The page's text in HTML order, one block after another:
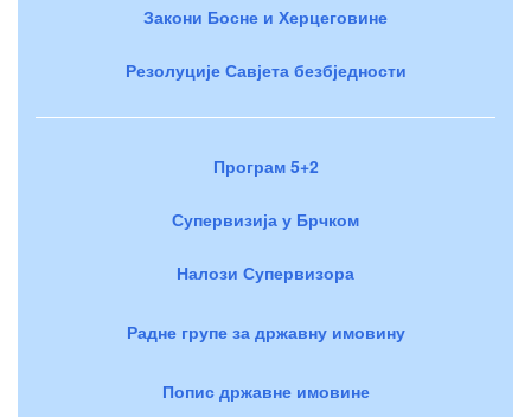
Закони Босне и Херцеговине
Резолуције Савјета безбједности
Програм 5+2
Супервизија у Брчком
Налози Супервизора
Радне групе за државну имовину
Попис државне имовине